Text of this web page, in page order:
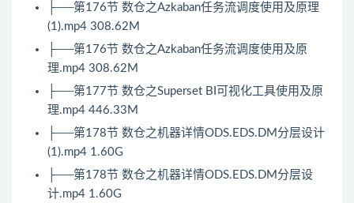
├──第176节 数仓之Azkaban任务流调度使用及原理
(1).mp4 308.62M
├──第176节 数仓之Azkaban任务流调度使用及原
理.mp4 308.62M
├──第177节 数仓之Superset BI可视化工具使用及原
理.mp4 446.33M
├──第178节 数仓之机器详情ODS.EDS.DM分层设计
(1).mp4 1.60G
├──第178节 数仓之机器详情ODS.EDS.DM分层设
计.mp4 1.60G